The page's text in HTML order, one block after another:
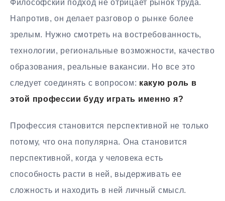
Философский подход не отрицает рынок труда.
Напротив, он делает разговор о рынке более
зрелым. Нужно смотреть на востребованность,
технологии, региональные возможности, качество
образования, реальные вакансии. Но все это
следует соединять с вопросом: какую роль в
этой профессии буду играть именно я?
Профессия становится перспективной не только
потому, что она популярна. Она становится
перспективной, когда у человека есть
способность расти в ней, выдерживать ее
сложность и находить в ней личный смысл.